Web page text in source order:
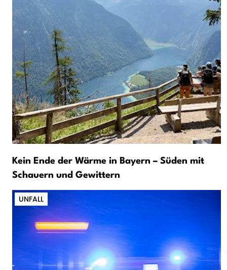
Kein Ende der Wärme in Bayern – Süden mit
Schauern und Gewittern
UNFALL